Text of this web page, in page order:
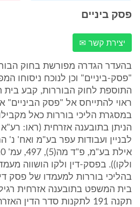
פסק ביניים
יצירת קשר ✉
בהעדר הגדרה מפורשת בחוק
"פסק-ביניים" וכן לנוכח ניסוחו
התוספת לחוק הבוררות, קבע בית
ראוי להתייחס אל "פסק הביניים"
במסגרת הליכי בוררות כאל
לבניין ועבודות עפר בע"מ ואח' נ'
ולקו)). בפסק-דין ולקו הושווה
בהליכי בוררות למעמדו של פסק
בית המשפט בתובענה אזרחית
תקנה 191 לתקנות סדר הדין האזרחי.